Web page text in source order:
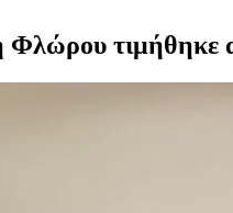
τιμήθηκε